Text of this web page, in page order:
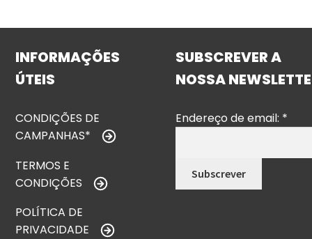
INFORMAÇÕES
ÚTEIS
CONDIÇÕES DE
CAMPANHAS*
TERMOS E
CONDIÇÕES
POLÍTICA DE
PRIVACIDADE
SUBSCREVER A
NOSSA
Endereço de email: *